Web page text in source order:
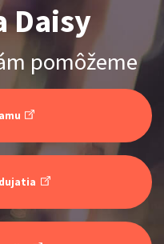
Lukáš Adamec
Daisy
pomôžeme